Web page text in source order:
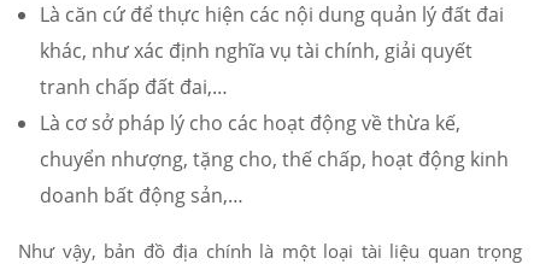
Là căn cứ để thực hiện các nội dung quản lý đất đai
khác, như xác định nghĩa vụ tài chính, giải quyết
tranh chấp đất đai,…
Là cơ sở pháp lý cho các hoạt động về thừa kế,
chuyển nhượng, tặng cho, thế chấp, hoạt động kinh
doanh bất động sản,…
Như vậy, bản đồ địa chính là một loại tài liệu quan trọng